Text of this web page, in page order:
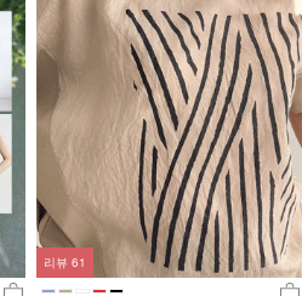
리뷰 61